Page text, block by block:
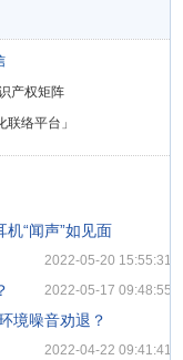
产权矩阵
络平台」
“闻声”如见面
2022-05-20 15:55:31
2022-05-17 09:48:55
境噪音劝退？
2022-04-22 09:41:41